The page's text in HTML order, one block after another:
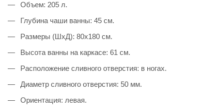
Объем: 205 л.
Глубина чаши ванны: 45 см.
Размеры (ШхД): 80x180 см.
Высота ванны на каркасе: 61 см.
Расположение сливного отверстия: в ногах.
Диаметр сливного отверстия: 50 мм.
Ориентация: левая.